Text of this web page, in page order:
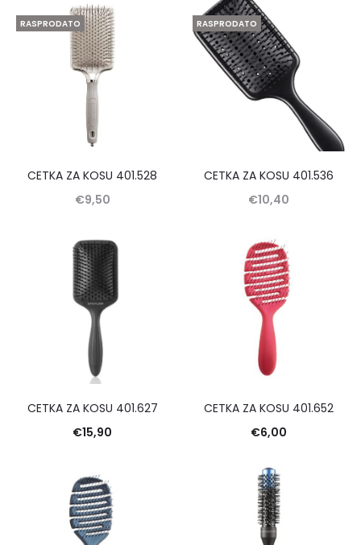
RASPRODATO
CETKA ZA KOSU 401.528
€9,50
RASPRODATO
CETKA ZA KOSU 401.536
€10,40
CETKA ZA KOSU 401.627
€15,90
CETKA ZA KOSU 401.652
€6,00